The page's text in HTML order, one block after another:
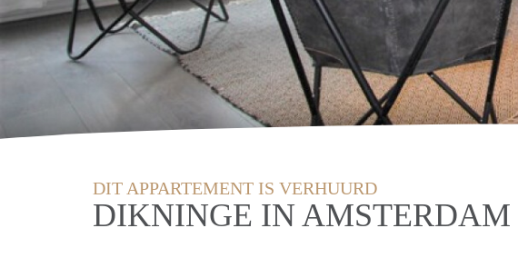
DIT APPARTEMENT IS VERHUURD
DIKNINGE IN AMSTERDAM